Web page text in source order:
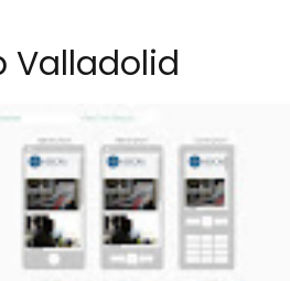
Valladolid